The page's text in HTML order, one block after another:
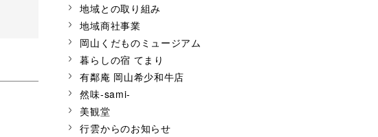
地域との取り組み
地域商社事業
岡山くだものミュージアム
暮らしの宿 てまり
有鄰庵 岡山希少和牛店
然味-sami-
美観堂
行雲からのお知らせ